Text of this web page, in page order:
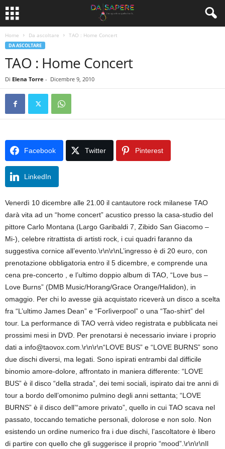
Home Da ascoltare TAO : Home Concert
DA ASCOLTARE
TAO : Home Concert
Di Elena Torre - Dicembre 9, 2010
Facebook Twitter Pinterest
LinkedIn
Venerdì 10 dicembre alle 21.00 il cantautore rock milanese TAO
darà vita ad un “home concert” acustico presso la casa-studio del
pittore Carlo Montana (Largo Garibaldi 7, Zibido San Giacomo –
Mi-), celebre ritrattista di artisti rock, i cui quadri faranno da
suggestiva cornice all’evento.\r\n\r\nL’ingresso è di 20 euro, con
prenotazione obbligatoria entro il 5 dicembre, e comprende una
cena pre-concerto , e l’ultimo doppio album di TAO, “Love bus –
Love Burns” (DMB Music/Horang/Grace Orange/Halidon), in
omaggio. Per chi lo avesse già acquistato riceverà un disco a scelta
fra “L’ultimo James Dean” e “Forlìverpool” o una “Tao-shirt” del
tour. La performance di TAO verrà video registrata e pubblicata nei
prossimi mesi in DVD. Per prenotarsi è necessario inviare i proprio
dati a info@taovox.com.\r\n\r\n“LOVE BUS” e “LOVE BURNS” sono
due dischi diversi, ma legati. Sono ispirati entrambi dal difficile
binomio amore-dolore, affrontato in maniera differente: “LOVE
BUS” è il disco “della strada”, dei temi sociali, ispirato dai tre anni di
tour a bordo dell’omonimo pulmino degli anni settanta; “LOVE
BURNS” è il disco dell’“amore privato”, quello in cui TAO scava nel
passato, toccando tematiche personali, dolorose e non solo. Non
esistendo un ordine numerico fra i due dischi, l’ascoltatore è libero
di partire con quello che gli suggerisce il proprio “mood”.\r\n\r\nIl